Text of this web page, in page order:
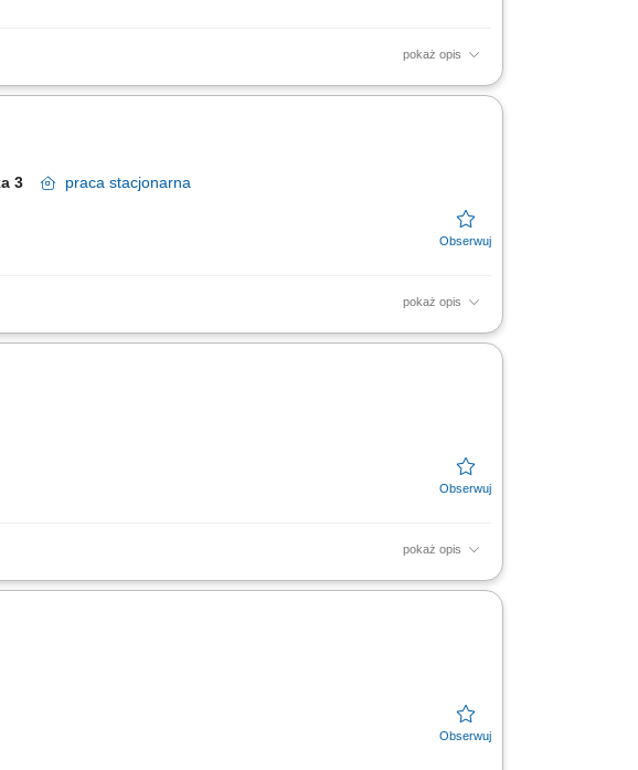
pokaż opis
dbałość o właściwą ekspozycję towarów na dziale świeżym -
3 praca stacjonarna
pokaż opis
dbałość o właściwą ekspozycję towarów na dziale świeżym -
pokaż opis
i estetyczne układanie produktów mięsnych,